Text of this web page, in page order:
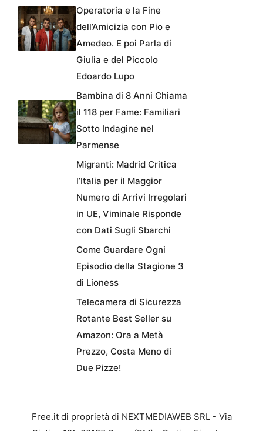
Operatoria e la Fine
dell’Amicizia con Pio e
Amedeo. E poi Parla di
Giulia e del Piccolo
Edoardo Lupo
Bambina di 8 Anni Chiama
il 118 per Fame: Familiari
Sotto Indagine nel
Parmense
Migranti: Madrid Critica
l’Italia per il Maggior
Numero di Arrivi Irregolari
in UE, Viminale Risponde
con Dati Sugli Sbarchi
Come Guardare Ogni
Episodio della Stagione 3
di Lioness
Telecamera di Sicurezza
Rotante Best Seller su
Amazon: Ora a Metà
Prezzo, Costa Meno di
Due Pizze!
Free.it di proprietà di NEXTMEDIAWEB SRL - Via